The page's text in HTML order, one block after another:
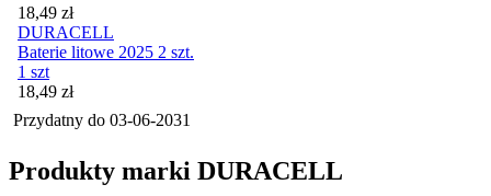
Cena
18,49 zł
DURACELL
Baterie litowe 2025 2 szt.
1 szt
Cena
18,49 zł
Przydatny do 03-06-2031
Produkty marki DURACELL